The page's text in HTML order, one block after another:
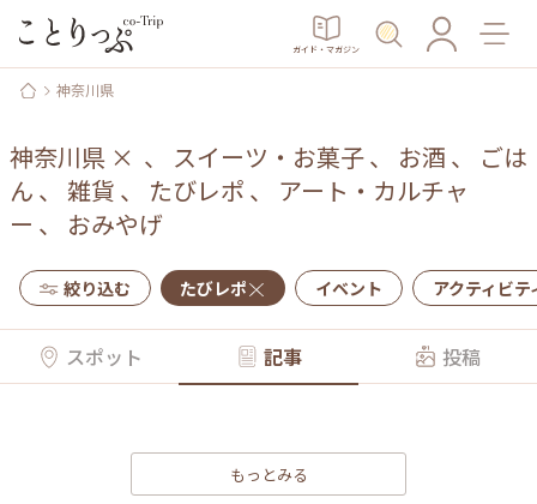
ガイド・マガジン
神奈川県
神奈川県 × 、 スイーツ・お菓子、 お酒 、
ごは
ん 、 雑貨 、 たびレポ 、 アート・カルチャ
ー 、 おみやげ
絞り込む たびレポ イベント アクティビテ
スポット 記事 投稿
もっとみる